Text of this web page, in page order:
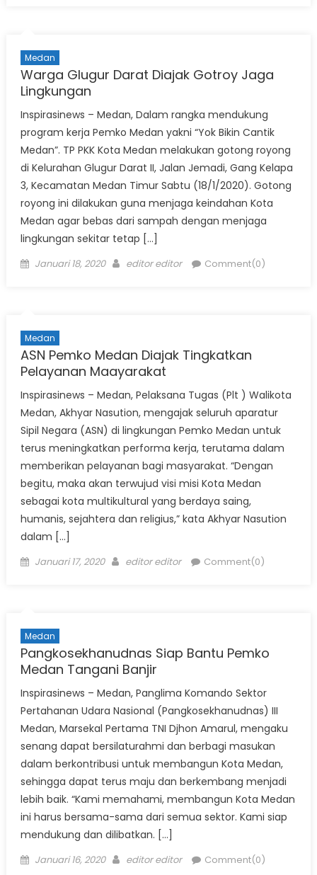
Medan
Warga Glugur Darat Diajak Gotroy Jaga
Lingkungan
Inspirasinews – Medan, Dalam rangka mendukung
program kerja Pemko Medan yakni “Yok Bikin Cantik
Medan”. TP PKK Kota Medan melakukan gotong royong
di Kelurahan Glugur Darat II, Jalan Jemadi, Gang Kelapa
3, Kecamatan Medan Timur Sabtu (18/1/2020). Gotong
royong ini dilakukan guna menjaga keindahan Kota
Medan agar bebas dari sampah dengan menjaga
lingkungan sekitar tetap […]
Posted
Januari 18, 2020 Author
editor editor Comment(0)
Medan
ASN Pemko Medan Diajak Tingkatkan
Pelayanan Maayarakat
Inspirasinews – Medan, Pelaksana Tugas (Plt ) Walikota
Medan, Akhyar Nasution, mengajak seluruh aparatur
Sipil Negara (ASN) di lingkungan Pemko Medan untuk
terus meningkatkan performa kerja, terutama dalam
memberikan pelayanan bagi masyarakat. “Dengan
begitu, maka akan terwujud visi misi Kota Medan
sebagai kota multikultural yang berdaya saing,
humanis, sejahtera dan religius,” kata Akhyar Nasution
dalam […]
Posted
Januari 17, 2020 Author
editor editor Comment(0)
Medan
Pangkosekhanudnas Siap Bantu Pemko
Medan Tangani Banjir
Inspirasinews – Medan, Panglima Komando Sektor
Pertahanan Udara Nasional (Pangkosekhanudnas) III
Medan, Marsekal Pertama TNI Djhon Amarul, mengaku
senang dapat bersilaturahmi dan berbagi masukan
dalam berkontribusi untuk membangun Kota Medan,
sehingga dapat terus maju dan berkembang menjadi
lebih baik. “Kami memahami, membangun Kota Medan
ini harus bersama-sama dari semua sektor. Kami siap
mendukung dan dilibatkan. […]
Posted
Januari 16, 2020 Author
editor editor Comment(0)